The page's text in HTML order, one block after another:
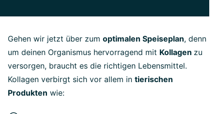
Gehen wir jetzt über zum optimalen Speiseplan, denn
um deinen Organismus hervorragend mit Kollagen zu
versorgen, braucht es die richtigen Lebensmittel.
Kollagen verbirgt sich vor allem in tierischen
Produkten wie: